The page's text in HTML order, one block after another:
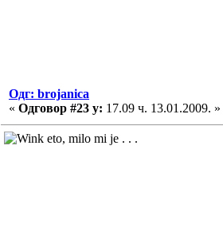
Одг: brojanica
« Одговор #23 у: 17.09 ч. 13.01.2009. »
eto, milo mi je . . .